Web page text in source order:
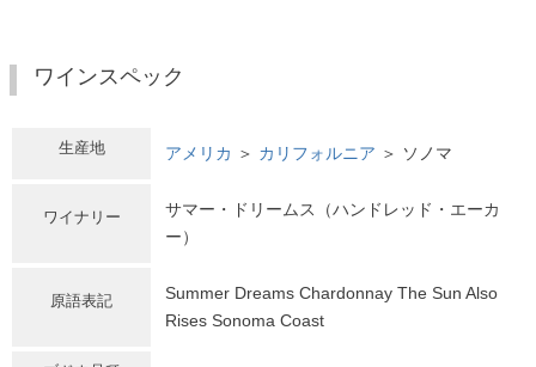
ワインスペック
生産地 アメリカ ＞ カリフォルニア ＞ ソノマ
ワイナリー
サマー・ドリームス（ハンドレッド・エーカ
ー）
原語表記
Summer Dreams Chardonnay The Sun Also
Rises Sonoma Coast